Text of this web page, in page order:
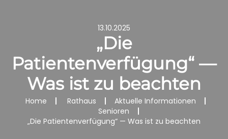
13.10.2025
„Die
Patientenverfügung“ —
Was ist zu beachten
Home Rathaus
Aktuelle Informationen
Senioren
„Die Patientenverfügung“ — Was ist zu beachten